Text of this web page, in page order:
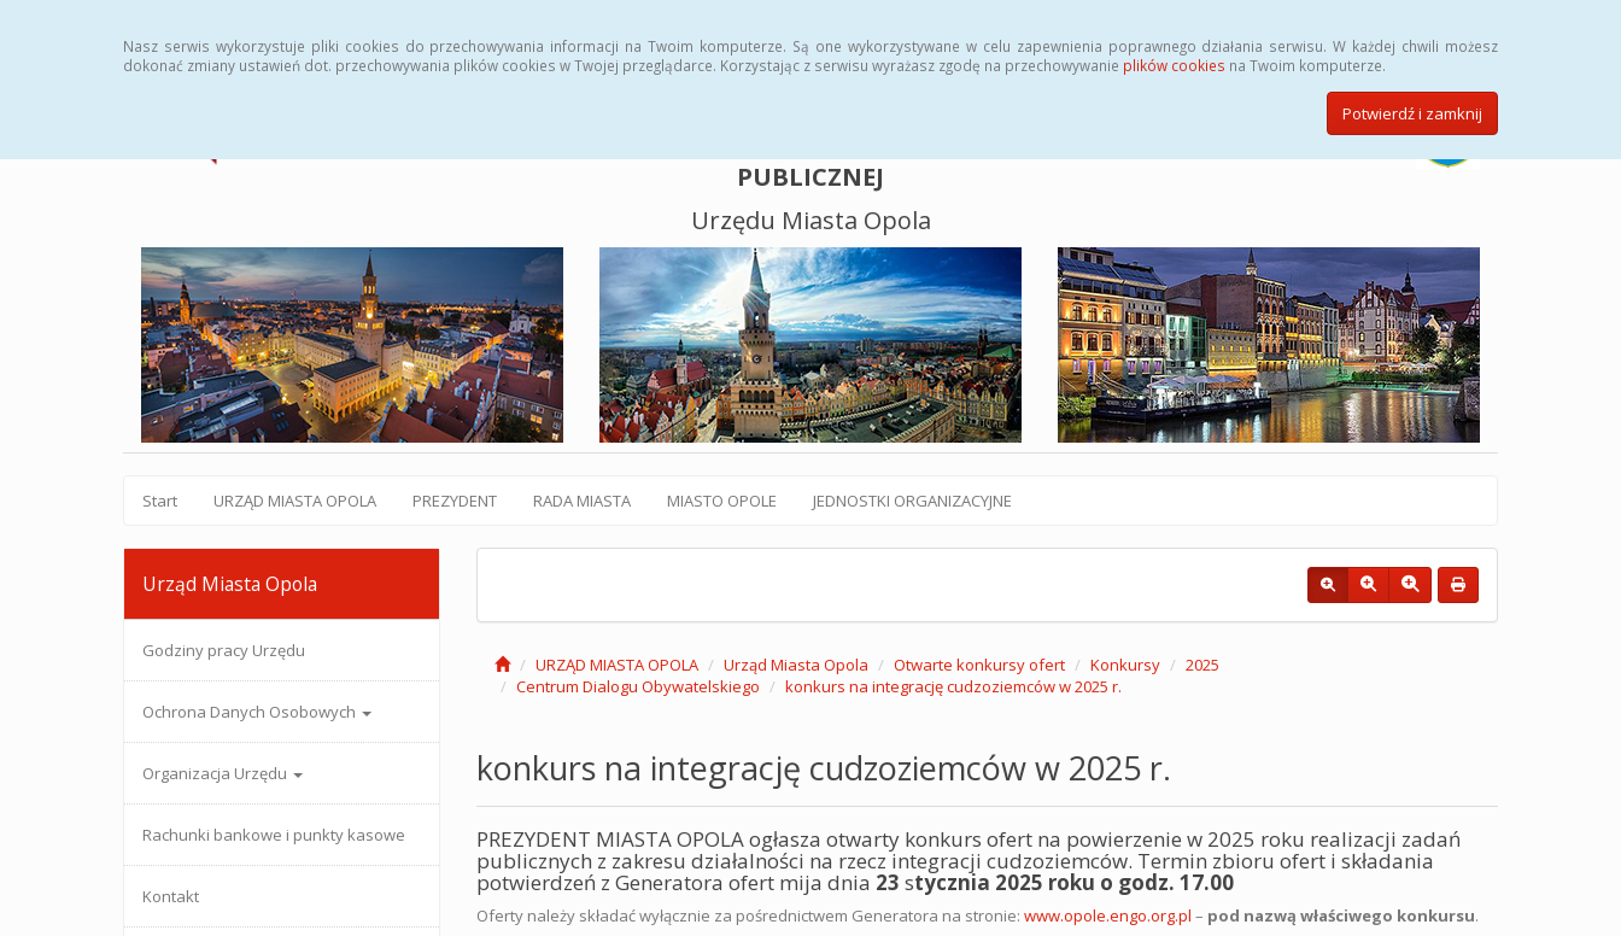
Nasz serwis wykorzystuje pliki cookies do przechowywania informacji na Twoim komputerze. Są one wykorzystywane w celu zapewnienia poprawnego działania serwisu. W każdej chwili możesz
dokonać zmiany ustawień dot. przechowywania plików cookies w Twojej przeglądarce. Korzystając z serwisu wyrażasz zgodę na przechowywanie plików cookies na Twoim komputerze.
Potwierdź i zamknij
PUBLICZNEJ
Urzędu Miasta Opola
Start URZĄD MIASTA OPOLA PREZYDENT RADA MIASTA MIASTO OPOLE JEDNOSTKI ORGANIZACYJNE
Urząd Miasta Opola
Godziny pracy Urzędu
Ochrona Danych Osobowych
Organizacja Urzędu
Rachunki bankowe i punkty kasowe
Kontakt
URZĄD MIASTA OPOLA Urząd Miasta Opola Otwarte konkursy ofert Konkursy
2025
Centrum Dialogu Obywatelskiego
konkurs na integrację cudzoziemców w 2025 r.
konkurs na integrację cudzoziemców w 2025 r.
PREZYDENT MIASTA OPOLA ogłasza otwarty konkurs ofert na powierzenie w 2025 roku realizacji zadań
publicznych z zakresu działalności na rzecz integracji cudzoziemców. Termin zbioru ofert i składania
potwierdzeń z Generatora ofert mija dnia 23 stycznia 2025 roku o godz. 17.00
Oferty należy składać wyłącznie za pośrednictwem Generatora na stronie: www.opole.engo.org.pl – pod nazwą właściwego konkursu.